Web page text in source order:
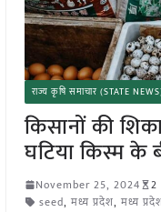
राज्य कृषि समाचार (STATE
किसानों की
घटिया किस्म के
November 25, 2024
2
seed, मध्य प्रदेश, मध्य